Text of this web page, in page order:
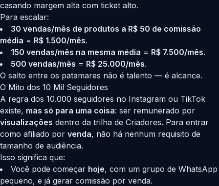
casando margem alta com ticket alto.
Para escalar:
30 vendas/mês de produtos a R$ 50 de comissão
média = R$ 1.500/mês.
150 vendas/mês na mesma média = R$ 7.500/mês.
500 vendas/mês = R$ 25.000/mês.
O salto entre os patamares não é talento — é alcance.
O Mito dos 10 Mil Seguidores
A regra dos 10.000 seguidores no Instagram ou TikTok
existe, mas só para uma coisa: ser remunerado por
visualizações dentro da trilha de Criadores. Para entrar
como afiliado por venda, não há nenhum requisito de
tamanho de audiência.
Isso significa que:
Você pode começar hoje, com um grupo de WhatsApp
pequeno, e já gerar comissão por venda.